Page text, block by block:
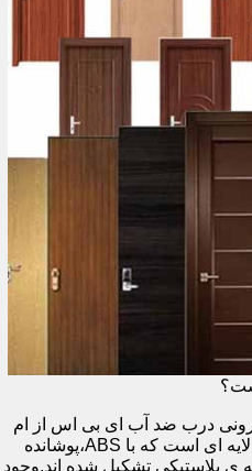
درب ضد آب ای بی اس از ام
دی اف است.لایه های میانی همان لایه ای است که با ABS،پوشانده
ی پلاستیکی تشکیل شده اند.وجود